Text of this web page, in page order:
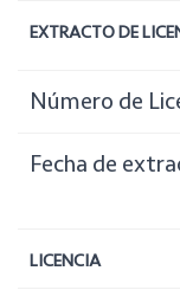
EXTRACTO DE
Número de
Fecha de
LICENCIA